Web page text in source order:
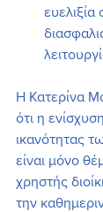
Η Κατερίνα
ότι η
ικανότητας
είναι μόνο
χρηστής
την